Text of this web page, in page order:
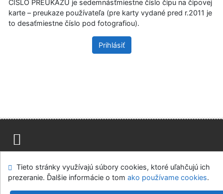
ČÍSLO PREUKAZU je sedemnásťmiestne číslo čipu na čipovej
karte – preukaze používateľa (pre karty vydané pred r.2011 je
to desaťmiestne číslo pod fotografiou).
Prihlásiť
Modul OpenSearch
Napíšte nám Nastavenie cookies
Tieto stránky využívajú súbory cookies, ktoré uľahčujú ich
prezeranie. Ďalšie informácie o tom ako používame cookies.